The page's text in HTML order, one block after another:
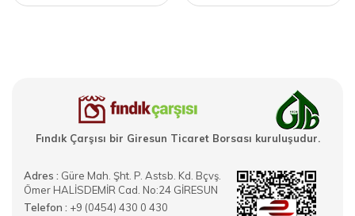
Fındık Çarşısı bir Giresun Ticaret Borsası kuruluşudur.
Adres : Güre Mah. Şht. P. Astsb. Kd. Bçvş.
Ömer HALİSDEMİR Cad. No:24 GİRESUN
Telefon : +9 (0454) 430 0 430